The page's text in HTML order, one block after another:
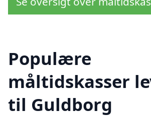
Populære
måltidskasser
til Guldborg